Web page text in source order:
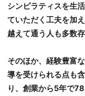
シンピラティスを生
ていただく工夫を加
越えて通う人も多数
そのほか、経験豊富
導を受けられる点も
り、創業から5年で